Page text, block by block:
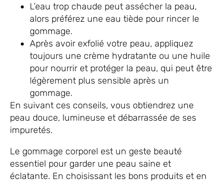
L’eau trop chaude peut assécher la peau,
alors préférez une eau tiède pour rincer le
gommage.
Après avoir exfolié votre peau, appliquez
toujours une crème hydratante ou une huile
pour nourrir et protéger la peau, qui peut être
légèrement plus sensible après un
gommage.
En suivant ces conseils, vous obtiendrez une
peau douce, lumineuse et débarrassée de ses
impuretés.
Le gommage corporel est un geste beauté
essentiel pour garder une peau saine et
éclatante. En choisissant les bons produits et en